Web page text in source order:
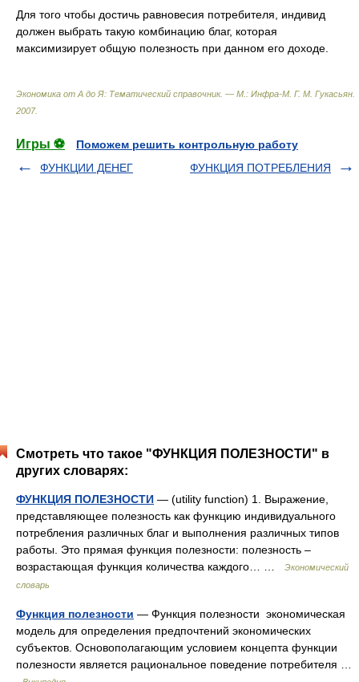
Для того чтобы достичь равновесия потребителя, индивид
должен выбрать такую комбинацию благ, которая
максимизирует общую полезность при данном его доходе.
Экономика от А до Я: Тематический справочник. — М.: Инфра-М Г. М. Гукасьян
2007.
Игры ⚽
Поможем решить контрольную работу
ФУНКЦИИ ДЕНЕГ
ФУНКЦИЯ ПОТРЕБЛЕНИЯ
Смотреть что такое "ФУНКЦИЯ ПОЛЕЗНОСТИ" в
других словарях:
ФУНКЦИЯ ПОЛЕЗНОСТИ — (utility function) 1. Выражение,
представляющее полезность как функцию индивидуального
потребления различных благ и выполнения различных типов
работы. Это прямая функция полезности: полезность –
возрастающая функция количества каждого… …
Экономический
словарь
Функция полезности — Функция полезности экономическая
модель для определения предпочтений экономических
субъектов. Основополагающим условием концепта функции
полезности является рациональное поведение потребителя …